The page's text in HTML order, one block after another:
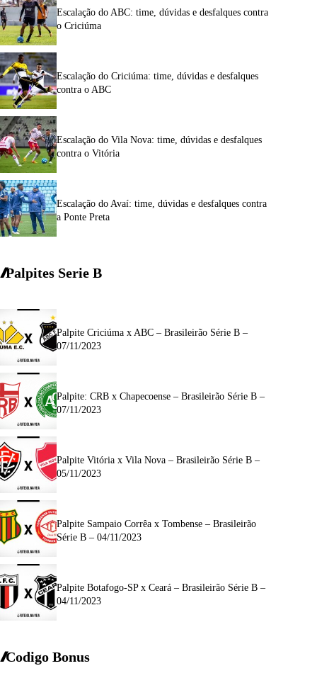
Escalação do ABC: time, dúvidas e desfalques contra
o Criciúma
Escalação do Criciúma: time, dúvidas e desfalques
contra o ABC
Escalação do Vila Nova: time, dúvidas e desfalques
contra o Vitória
Escalação do Avaí: time, dúvidas e desfalques contra
a Ponte Preta
Palpites Serie B
Palpite Criciúma x ABC – Brasileirão Série B –
07/11/2023
Palpite: CRB x Chapecoense – Brasileirão Série B –
07/11/2023
Palpite Vitória x Vila Nova – Brasileirão Série B –
05/11/2023
Palpite Sampaio Corrêa x Tombense – Brasileirão
Série B – 04/11/2023
Palpite Botafogo-SP x Ceará – Brasileirão Série B –
04/11/2023
Codigo Bonus